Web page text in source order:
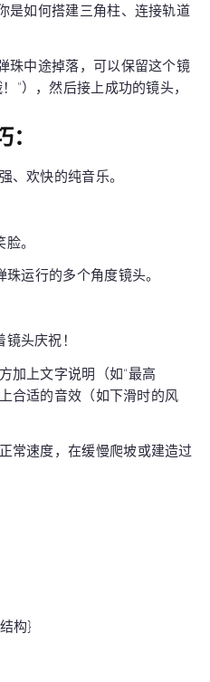
是如何搭建三角柱、连接轨道
珠中途掉落，可以保留这个镜
”），然后接上成功的镜头，
、欢快的纯音乐。
。
运行的多个角度镜头。
头庆祝！
加上文字说明（如“最高
合适的音效（如下滑时的风
常速度，在缓慢爬坡或建造过
构}